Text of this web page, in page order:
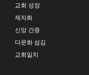
교회 성장
제자화
신앙 간증
다문화 섬김
교회일치